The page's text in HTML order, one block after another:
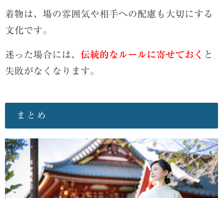
着物は、場の雰囲気や相手への配慮も大切にする
文化です。
迷った場合には、 伝統的なルールに寄せておく と
失敗がなくなります。
まとめ